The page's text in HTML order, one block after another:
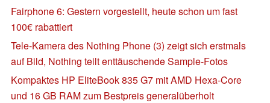
Fairphone 6: Gestern vorgestellt, heute schon um fast
100€ rabattiert
Tele-Kamera des Nothing Phone (3) zeigt sich erstmals
auf Bild, Nothing teilt enttäuschende Sample-Fotos
Kompaktes HP EliteBook 835 G7 mit AMD Hexa-Core
und 16 GB RAM zum Bestpreis generalüberholt